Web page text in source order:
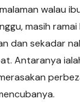
walau
masih
dan sekadar
Antaranya